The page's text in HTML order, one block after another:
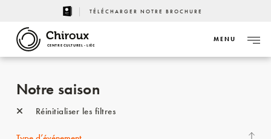
TÉLÉCHARGER NOTRE BROCHURE
CENTRE CULTUREL - LIÈGE
MENU
Notre saison
Réinitialiser les filtres